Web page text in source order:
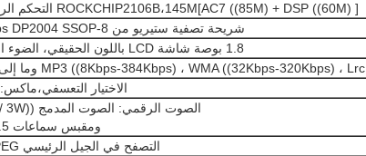
ROCKCHIP2106B،145M[AC7 ((85M) + DSP ((60M) ] التحكم الرئيسي؛
شريحة تصفية ستيريو من Philips DP2004 SSOP-8؛
1.8 بوصة شاشة LCD باللون الحقيقي، الضوء الخلفي
MP3 ((8Kbps-384Kbps) ، WMA ((32Kbps-320Kbps) ، Lrc وما إلى ذلك ؛
الاختيار التعسفي،ماكس:9999;
الصوت الرقمي: الصوت المدمج ((10Ω / 3W)
ومقبس سماعات 3.5 ملم
التصفح في الجيل الرئيسي JPEG الخ